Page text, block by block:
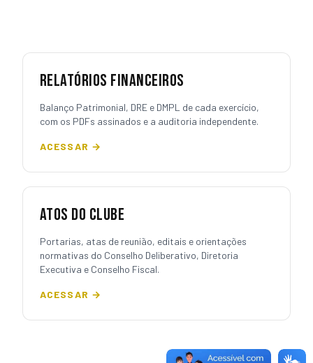
RELATÓRIOS FINANCEIROS
Balanço Patrimonial, DRE e DMPL de cada exercício,
com os PDFs assinados e a auditoria independente.
ACESSAR →
ATOS DO CLUBE
Portarias, atas de reunião, editais e orientações
normativas do Conselho Deliberativo, Diretoria
Executiva e Conselho Fiscal.
ACESSAR →